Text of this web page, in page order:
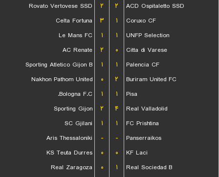
Rovato Vertovese SSD ۲ ۲
ACD Ospitaletto SSD
Celta Fortuna
۳ ۱
Coruxo CF
Le Mans FC
۱ ۱
UNFP Selection
AC Renate
۲ ۰
Citta di Varese
Sporting Atletico Gijon B
۱ ۱
Palencia CF
Nakhon Pathom United
۰ ۲
Buriram United FC
Bologna F.C.
۱ ۱
Pisa
Sporting Gijon
۲ ۴
Real Valladolid
SC Gjilani
۱ ۱
FC Prishtina
Aris Thessaloniki
- -
Panserraikos
KS Teuta Durres
۰ ۰
KF Laci
Real Zaragoza
۰ ۱
Real Sociedad B